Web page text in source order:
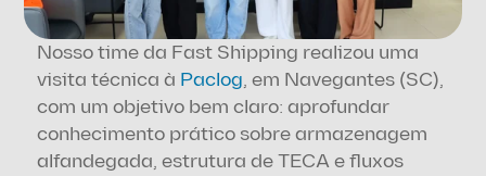
Nosso time da Fast Shipping realizou uma
visita técnica à Paclog, em Navegantes (SC),
com um objetivo bem claro: aprofundar
conhecimento prático sobre armazenagem
alfandegada, estrutura de TECA e fluxos